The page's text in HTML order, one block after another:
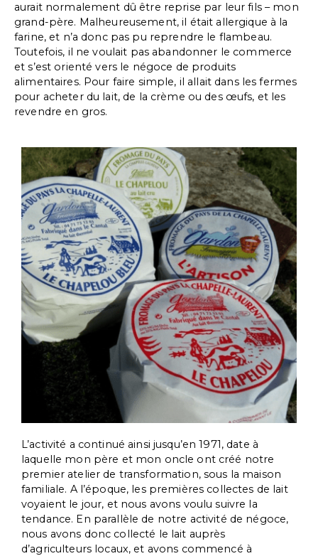
aurait normalement dû être reprise par leur fils – mon
grand-père. Malheureusement, il était allergique à la
farine, et n’a donc pas pu reprendre le flambeau.
Toutefois, il ne voulait pas abandonner le commerce
et s’est orienté vers le négoce de produits
alimentaires. Pour faire simple, il allait dans les fermes
pour acheter du lait, de la crème ou des œufs, et les
revendre en gros.
L’activité a continué ainsi jusqu’en 1971, date à
laquelle mon père et mon oncle ont créé notre
premier atelier de transformation, sous la maison
familiale. A l’époque, les premières collectes de lait
voyaient le jour, et nous avons voulu suivre la
tendance. En parallèle de notre activité de négoce,
nous avons donc collecté le lait auprès
d’agriculteurs locaux, et avons commencé à